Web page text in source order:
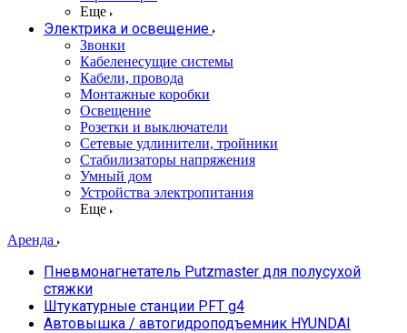
Еще
Электрика и освещение
Звонки
Кабеленесущие системы
Кабели, провода
Монтажные коробки
Освещение
Розетки и выключатели
Сетевые удлинители, тройники
Стабилизаторы напряжения
Умный дом
Устройства электропитания
Еще
Аренда
Пневмонагнетатель Putzmaster для полусухой
стяжки
Штукатурные станции PFT g4
Автовышка / автогидроподъемник HYUNDAI